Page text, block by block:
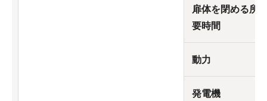
扉体を閉める所
要時間
動力
発電機